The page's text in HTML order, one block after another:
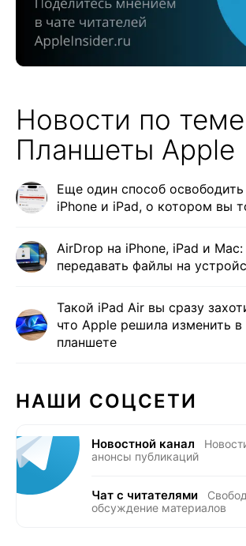
Новости по
Планшеты Apple
Еще один способ освободить
iPhone и iPad, о котором вы
AirDrop на iPhone, iPad и Mac:
передавать файлы на
Такой iPad Air вы сразу
что Apple решила изменить в
планшете
НАШИ СОЦСЕТИ
Новостной канал
анонсы публикаций
Чат с читателями
обсуждение материалов